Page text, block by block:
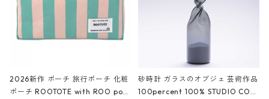
2026新作 ポーチ 旅行ポーチ 化粧
ポーチ ROOTOTE with ROO pou
砂時計 ガラスのオブジェ 芸術作品
100percent 100% STUDIO COH